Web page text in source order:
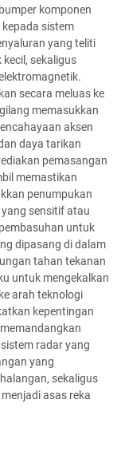
komponen
sistem
yang teliti
sekaligus
secara meluas ke
memasukkan
aksen
daya tarikan
pemasangan
memastikan
penumpukan
sensitif atau
untuk
dipasang di dalam
tahan tekanan
untuk mengekalkan
arah teknologi
kepentingan
radar yang
yang
sekaligus
asas reka